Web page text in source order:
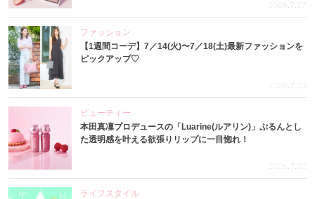
2026.7.27
ファッション
【1週間コーデ】7／14(火)〜7／18(土)最新ファッションを
ピックアップ♡
2026.7.23
ビューティー
本田真凜プロデュースの「Luarine(ルアリン)」ぷるんとし
た透明感を叶える欲張りリップに一目惚れ！
2026.7.22
ライフスタイル